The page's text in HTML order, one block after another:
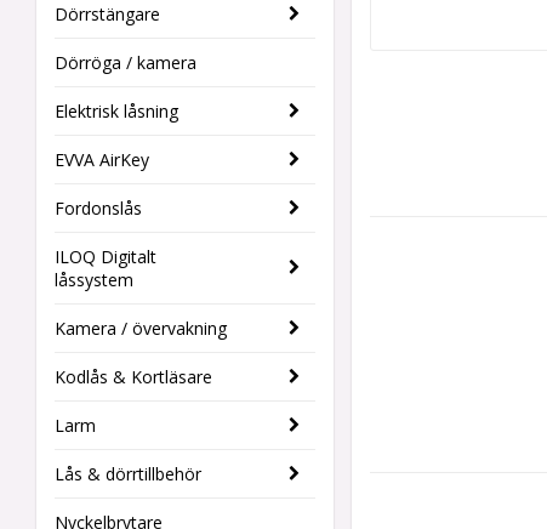
Dörrstängare
Dörröga / kamera
Elektrisk låsning
EVVA AirKey
Fordonslås
ILOQ Digitalt
låssystem
Kamera / övervakning
Kodlås & Kortläsare
Larm
Lås & dörrtillbehör
Nyckelbrytare